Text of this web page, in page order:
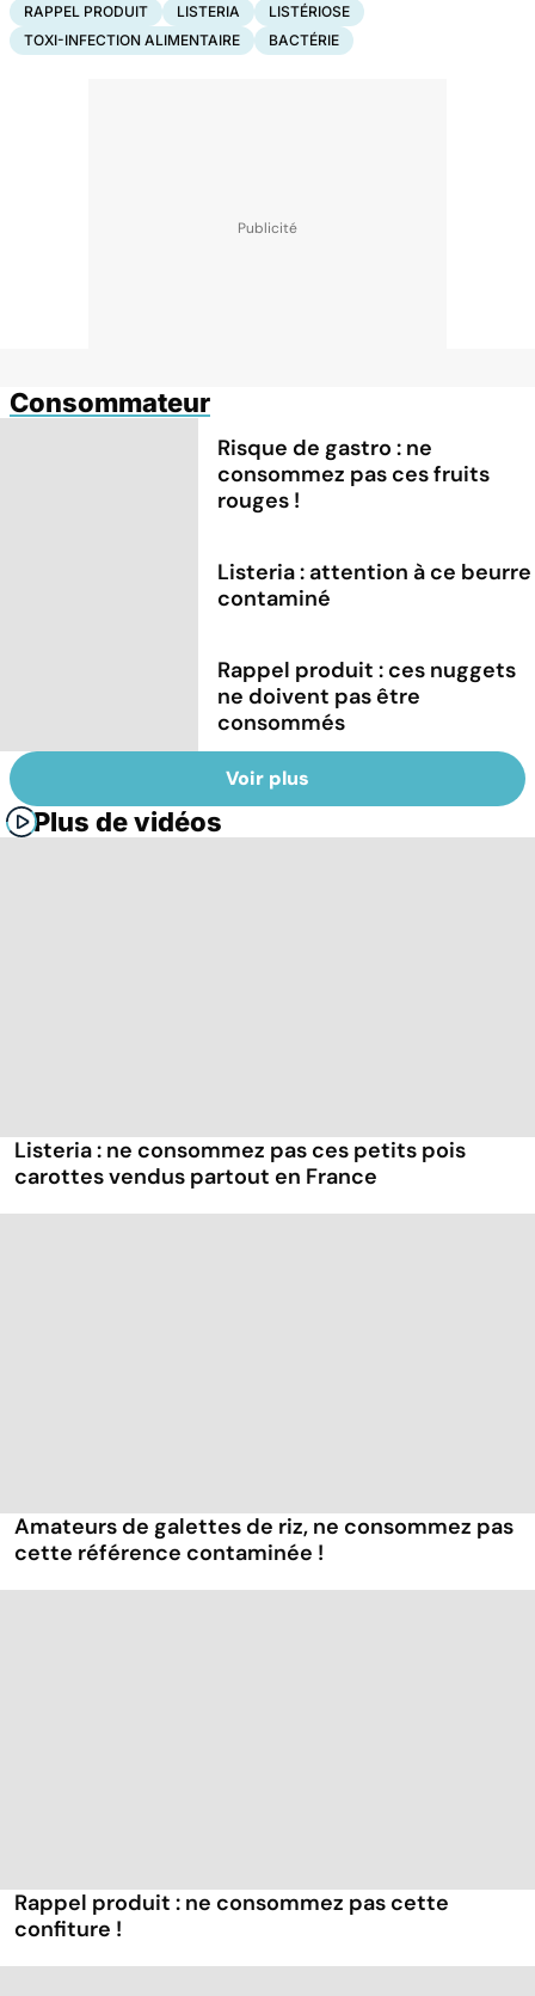
RAPPEL PRODUIT LISTERIA
LISTÉRIOSE
TOXI-INFECTION ALIMENTAIRE
BACTÉRIE
Consommateur
Risque de gastro : ne
consommez pas ces fruits
rouges !
Listeria : attention à ce beurre
contaminé
Rappel produit : ces nuggets
ne doivent pas être
consommés
Voir plus
Plus de vidéos
Listeria : ne consommez pas ces petits pois
carottes vendus partout en France
Amateurs de galettes de riz, ne consommez pas
cette référence contaminée !
Rappel produit : ne consommez pas cette
confiture !